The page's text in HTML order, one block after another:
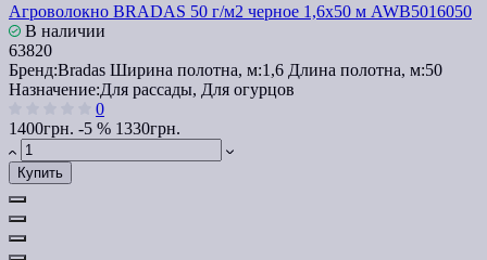
Агроволокно BRADAS 50 г/м2 черное 1,6x50 м AWB5016050
В наличии
63820
Бренд:Bradas Ширина полотна, м:1,6 Длина полотна, м:50
Назначение:Для рассады, Для огурцов
0
1400грн. -5 % 1330грн.
Купить